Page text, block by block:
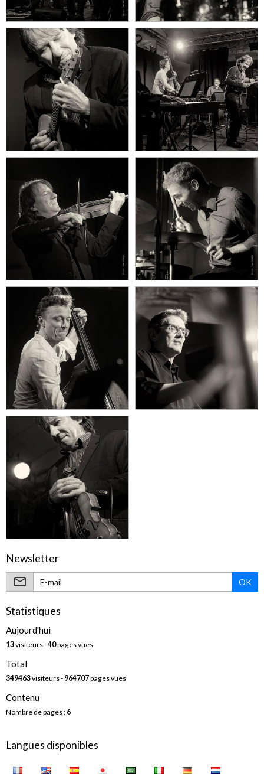
Newsletter
OK
Statistiques
Aujourd'hui
13visiteurs -40pages vues
Total
349463visiteurs - 964707pages vues
Contenu
Nombre de pages : 6
Langues disponibles